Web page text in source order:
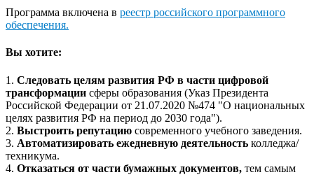
Программа включена в реестр российского программного
обеспечения.
Вы хотите:
Следовать целям развития РФ в части цифровой
трансформации сферы образования (Указ Президента
Российской Федерации от 21.07.2020 №474 "О национальных
целях развития РФ на период до 2030 года").
Выстроить репутацию современного учебного заведения.
Автоматизировать ежедневную деятельность колледжа/
техникума.
Отказаться от части бумажных документов, тем самым